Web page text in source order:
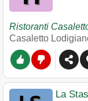
Ristoranti
Casaletto
La